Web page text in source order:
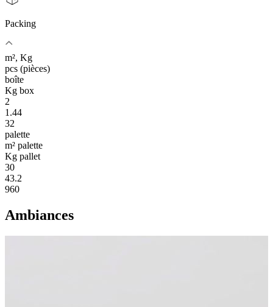
Packing
m², Kg
pcs (pièces)
boîte
Kg box
2
1.44
32
palette
m² palette
Kg pallet
30
43.2
960
Ambiances